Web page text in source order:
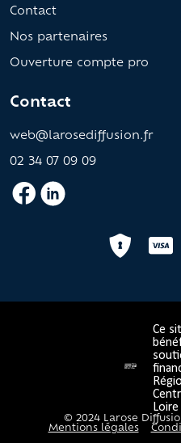
Contact
Nos partenaires
Ouverture compte pro
Contact
web@larosediffusion.fr
02 34 07 09 09
Ce
Loire
© 2024 Larose
Mentions légales